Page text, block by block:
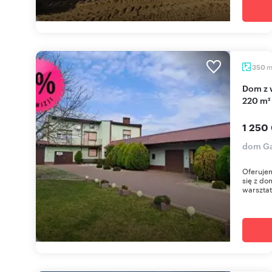
350 m
Dom z warsztatem i panelami fotowoltaicznymi
220
1 250
dom
się z